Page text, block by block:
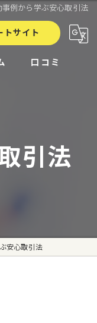
例から学ぶ安心取引法
トサイト
口コミ
引法
安心取引法